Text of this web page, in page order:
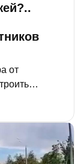
от
появился